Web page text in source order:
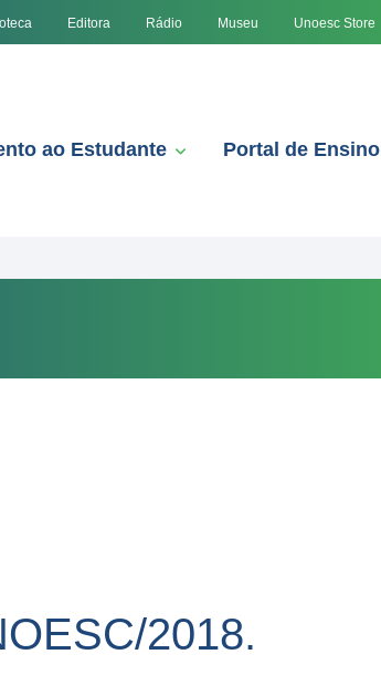
Editora Rádio Museu Unoesc Store
ao Estudante Portal de Ensino
2018.